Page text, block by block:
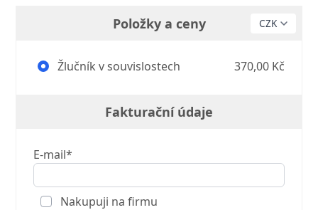
Položky a ceny
Žlučník v souvislostech 370,00 Kč
Fakturační údaje
E-mail*
Nakupuji na firmu